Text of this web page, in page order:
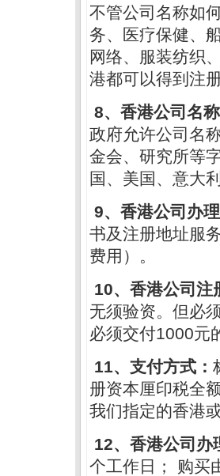
不管公司名称如
务、医疗保健、
网络、服装纺织
港都可以得到注
8、香港公司名
政府允许公司名
金会、研究所等
国、美国、意大
9、香港公司办
书及注册地址服
费用）。
10、香港公司注
无须验资。但必
必须交付1000元
11、支付方式：
册资本厘印税全
我们指定的香港
12、香港公司办
个工作日 ； 购买